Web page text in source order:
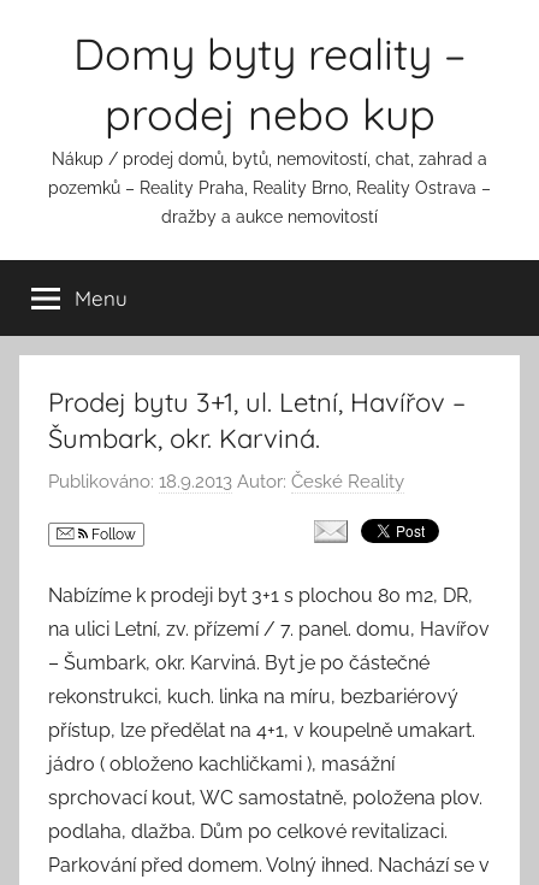
Domy byty reality –
prodej nebo kup
Nákup / prodej domů, bytů, nemovitostí, chat, zahrad a
pozemků – Reality Praha, Reality Brno, Reality Ostrava –
dražby a aukce nemovitostí
Menu
Prodej bytu 3+1, ul. Letní, Havířov –
Šumbark, okr. Karviná.
Publikováno: 18.9.2013 Autor: České Reality
Follow
Nabízíme k prodeji byt 3+1 s plochou 80 m2, DR,
na ulici Letní, zv. přízemí / 7. panel. domu, Havířov
– Šumbark, okr. Karviná. Byt je po částečné
rekonstrukci, kuch. linka na míru, bezbariérový
přístup, lze předělat na 4+1, v koupelně umakart.
jádro ( obloženo kachličkami ), masážní
sprchovací kout, WC samostatně, položena plov.
podlaha, dlažba. Dům po celkové revitalizaci.
Parkování před domem. Volný ihned. Nachází se v